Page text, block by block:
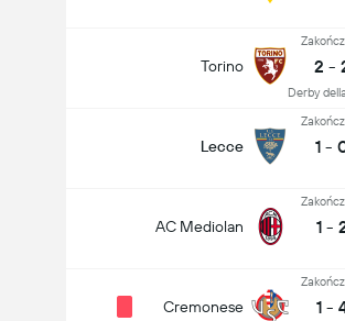
Torino 2 -
Derby
Lecce 1 -
AC Mediolan 1 -
Cremonese 1 -
Liczba goli w meczu (2.5)